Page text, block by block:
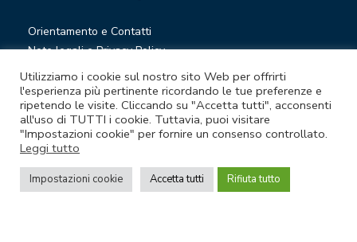
Orientamento e Contatti
Note legali e Privacy Policy
Privacy Newsletter
Società trasparente
Whistleblowing
© Lazio Innova S.p.A. società soggetta a direzione e
coordinamento della Regione Lazio
Sede legale Via Marco Aurelio 26 A - 00184 Roma
Utilizziamo i cookie sul nostro sito Web per offrirti
l'esperienza più pertinente ricordando le tue preferenze e
ripetendo le visite. Cliccando su "Accetta tutti", acconsenti
all'uso di TUTTI i cookie. Tuttavia, puoi visitare
"Impostazioni cookie" per fornire un consenso controllato.
Leggi tutto
Impostazioni cookie Accetta tutti Rifiuta tutto